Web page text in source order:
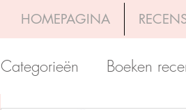
HOMEPAGINA
Categorieën Boeken